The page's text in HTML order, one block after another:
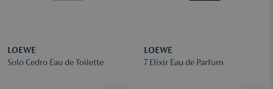
LOEWE
Solo Cedro Eau de Toilette
LOEWE
7 Elixir Eau de Parfum